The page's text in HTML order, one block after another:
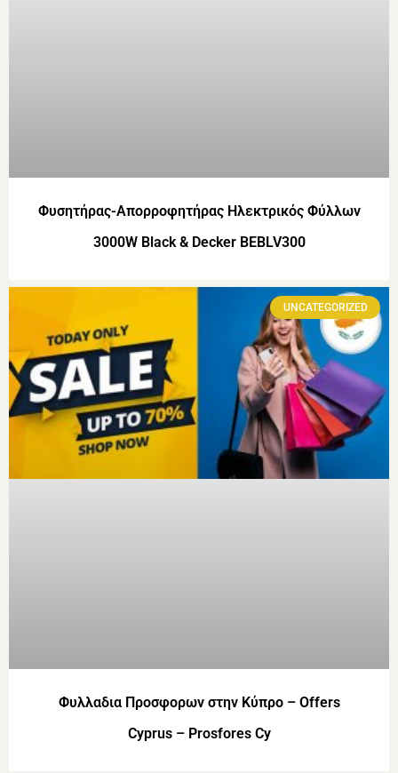
Φυσητήρας-Απορροφητήρας Ηλεκτρικός Φύλλων
3000W Black & Decker BEBLV300
UNCATEGORIZED
Φυλλαδια Προσφορων στην Κύπρο – Offers
Cyprus – Prosfores Cy